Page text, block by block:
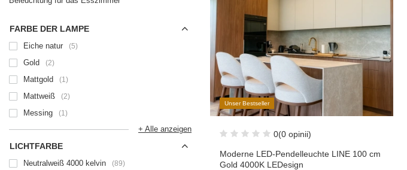
FARBE DER LAMPE
Eiche natur 5
Gold 2
Mattgold 1
Mattweiß 2
Messing 1
+ Alle anzeigen
LICHTFARBE
Neutralweiß 4000 kelvin 89
Unser Bestseller
0(0 opinii)
Moderne LED-Pendelleuchte LINE 100 cm
Gold 4000K LEDesign